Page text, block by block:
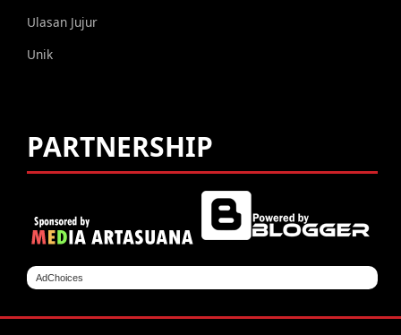
Ulasan Jujur
Unik
PARTNERSHIP
AdChoices